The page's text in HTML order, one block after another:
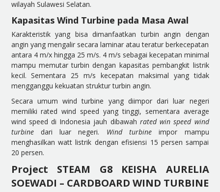
wilayah Sulawesi Selatan.
Kapasitas Wind Turbine pada Masa Awal
Karakteristik yang bisa dimanfaatkan turbin angin dengan
angin yang mengalir secara laminar atau teratur berkecepatan
antara 4 m/x hingga 25 m/s. 4 m/s sebagai kecepatan minimal
mampu memutar turbin dengan kapasitas pembangkit listrik
kecil. Sementara 25 m/s kecepatan maksimal yang tidak
mengganggu kekuatan struktur turbin angin.
Secara umum wind turbine yang diimpor dari luar negeri
memiliki rated wind speed yang tinggi, sementara average
wind speed di Indonesia jauh dibawah rated win speed wind
turbinedari luar negeri. Wind turbineimpor mampu
menghasilkan watt listrik dengan efisiensi 15 persen sampai
20 persen.
Project STEAM G8 KEISHA AURELIA
SOEWADI – CARDBOARD WIND TURBINE